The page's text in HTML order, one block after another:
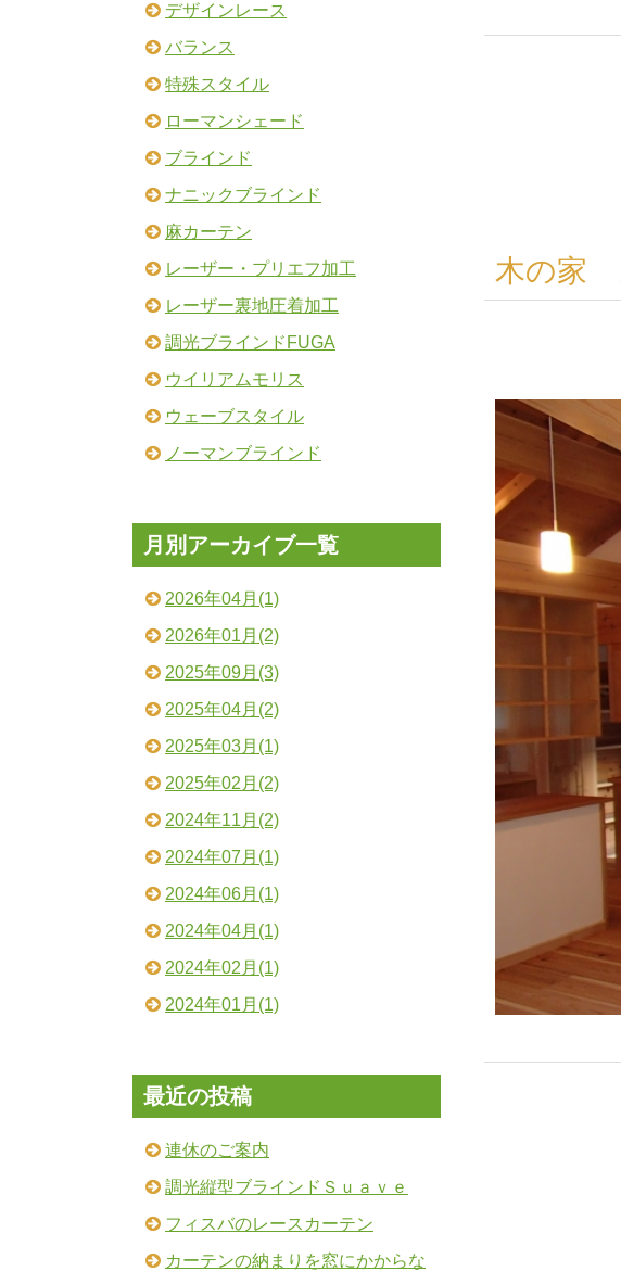
木の家
デザインレース
バランス
特殊スタイル
ローマンシェード
ブラインド
ナニックブラインド
麻カーテン
レーザー・プリエフ加工
レーザー裏地圧着加工
調光ブラインドFUGA
ウイリアムモリス
ウェーブスタイル
ノーマンブラインド
月別アーカイブ一覧
2026年04月(1)
2026年01月(2)
2025年09月(3)
2025年04月(2)
2025年03月(1)
2025年02月(2)
2024年11月(2)
2024年07月(1)
2024年06月(1)
2024年04月(1)
2024年02月(1)
2024年01月(1)
最近の投稿
連休のご案内
調光縦型ブラインドＳｕａｖｅ
フィスバのレースカーテン
カーテンの納まりを窓にかからな